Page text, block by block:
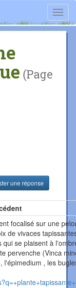
(Page
une réponse
focalisé sur une
de vivaces
qui se plaisent à
pervenche (Vinca
l'épimedium , les